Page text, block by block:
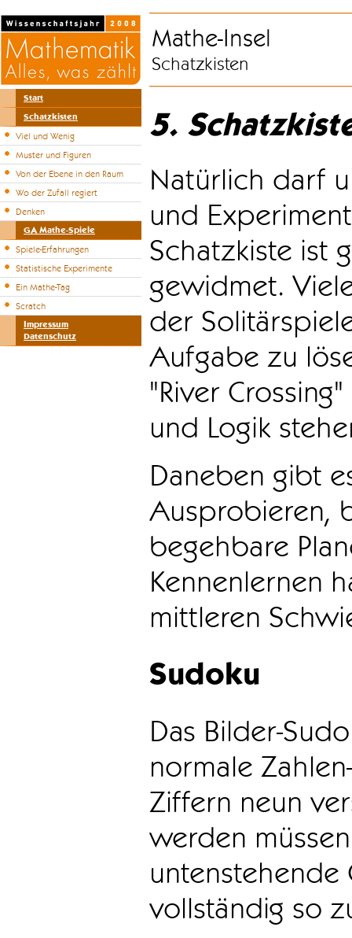
Start
Schatzkisten
Viel und Wenig
Muster und Figuren
Von der Ebene in den Raum
Wo der Zufall regiert
Denken
GA Mathe-Spiele
Spiele-Erfahrungen
Statistische Experimente
Ein Mathe-Tag
Scratch
Impressum
Datenschutz
Mathe-Insel
Schatzkisten
5.
Natürlich darf
und
Schatzkiste ist
gewidmet.
der
Aufgabe zu
"River
und Logik
Daneben gibt
Ausprobieren,
begehbare
Kennenlernen
mittleren
Sudoku
Das Bilder-
normale
Ziffern neun
werden
vollständig so